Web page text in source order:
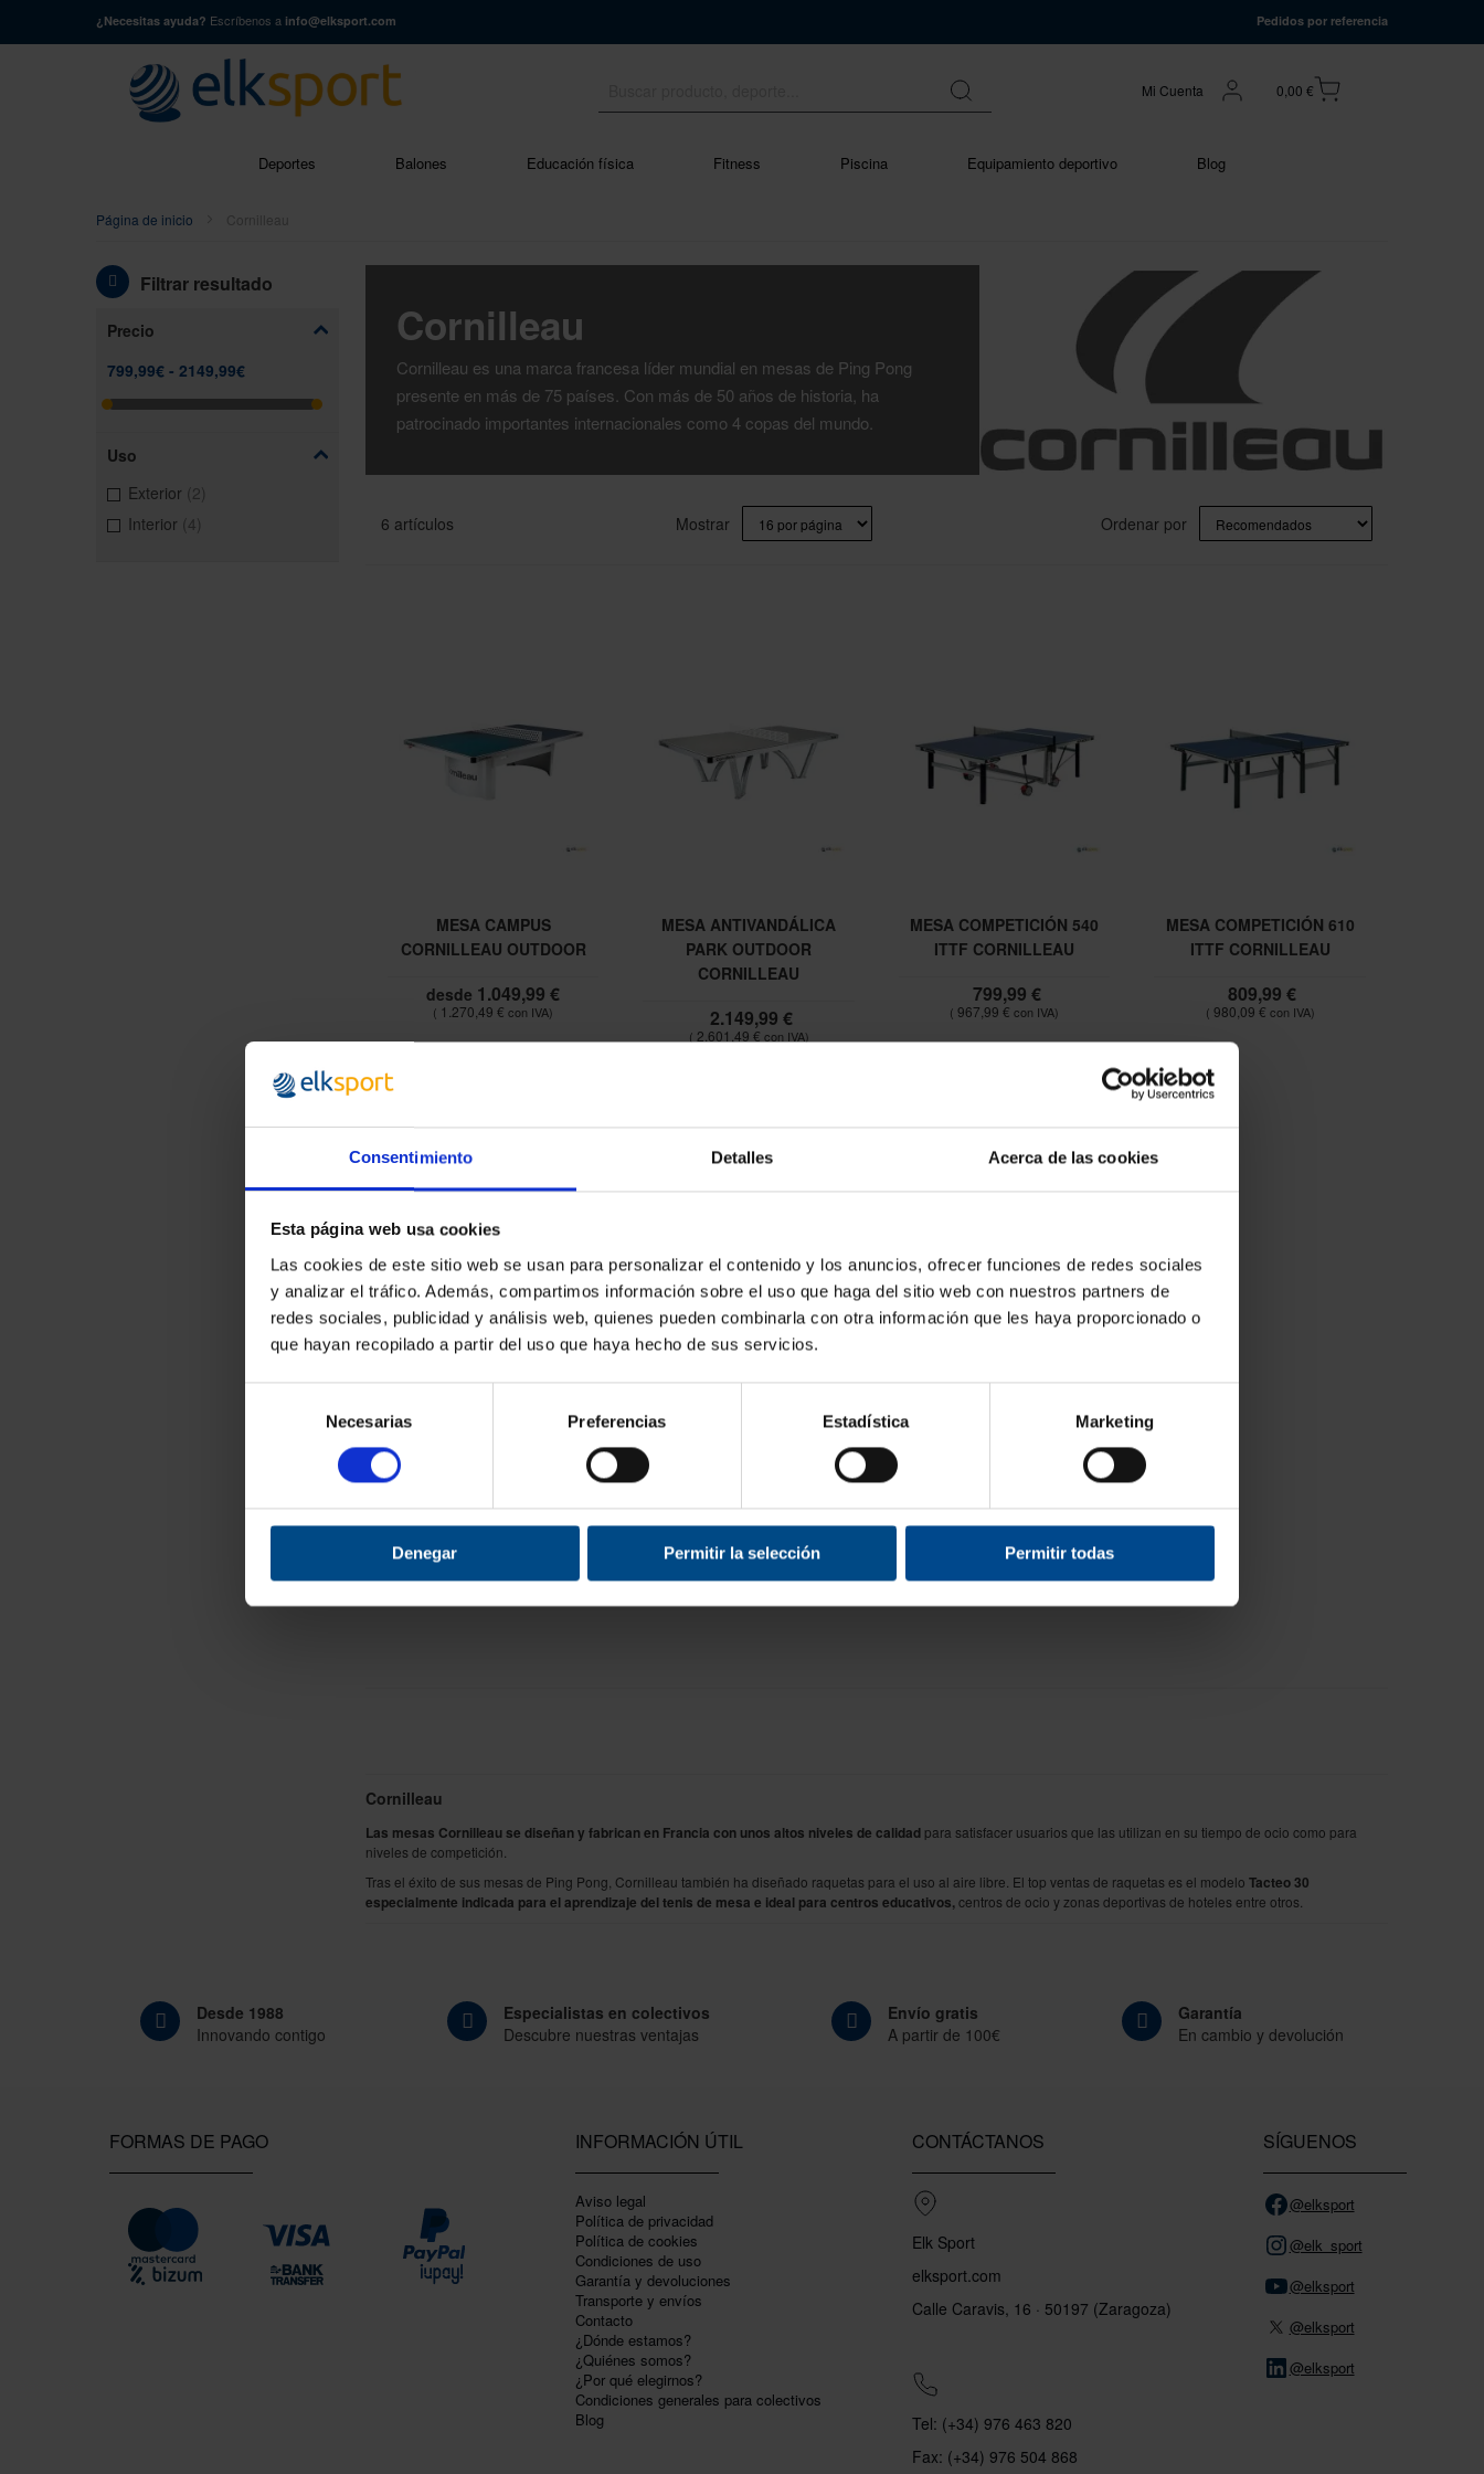
Consentimiento Detalles Acerca de las cookies
Esta página web usa cookies
Las cookies de este sitio web se usan para personalizar el contenido y los anuncios, ofrecer funciones de redes sociales
y analizar el tráfico. Además, compartimos información sobre el uso que haga del sitio web con nuestros partners de
redes sociales, publicidad y análisis web, quienes pueden combinarla con otra información que les haya proporcionado o
que hayan recopilado a partir del uso que haya hecho de sus servicios.
consentimiento
Necesarias Preferencias Estadística Marketing
Denegar Permitir la selección Permitir todas
¿Necesitas ayuda? Escríbenos a info@elksport.com Pedidos por referencia
Buscar 0,00 €
Mi Cuenta
Deportes Balones Educación física Fitness Piscina Equipamiento deportivo Blog
Página de inicio
Filtrar resultado
Precio
Uso
Exterior 2artículos
Interior 4artículos
Cornilleau
Cornilleau es una marca francesa líder mundial en mesas de Ping Pong
presente en más de 75 países. Con más de 50 años de historia, ha
patrocinado importantes internacionales como 4 copas del mundo.
6 artículos Mostrar Ordenar por
MESA CAMPUS
CORNILLEAU OUTDOOR
desde 1.049,99 €
1.270,49 €
MESA ANTIVANDÁLICA
PARK OUTDOOR
CORNILLEAU
2.149,99 €
2.601,49 €
MESA COMPETICIÓN 540
ITTF CORNILLEAU
799,99 €
967,99 €
MESA COMPETICIÓN 610
ITTF CORNILLEAU
809,99 €
980,09 €
MESA COMPETICIÓN 640
909,99 €
MESA COMPETICIÓN 740
desde 975,99 €
1.180,95 €
Cornilleau
Las mesas Cornilleau se diseñan y fabrican en Francia con unos altos niveles de calidadpara satisfacer usuarios que las utilizan en su tiempo de ocio como para
niveles de competición.
Tras el éxito de sus mesas de Ping Pong, Cornilleau también ha diseñado raquetas para el uso al aire libre. El top ventas de raquetas es el modelo Tacteo 30
especialmente indicada para el aprendizaje del tenis de mesa e ideal para centros educativos,centros de ocio y zonas deportivas de hoteles entre otros.
Desde 1988
Innovando contigo
Especialistas en colectivos
Descubre nuestras ventajas
Envío gratis
A partir de 100€
Garantía
En cambio y devolución
FORMAS DE PAGO INFORMACIÓN ÚTIL
Aviso legal
Política de privacidad
Polí­tica de cookies
Condiciones de uso
Garantí­a y devoluciones
Transporte y envíos
Contacto
¿Dónde estamos?
¿Quiénes somos?
¿Por qué elegirnos?
Condiciones generales para colectivos
Blog
CONTÁCTANOS
Elk Sport
elksport.com
Calle Caravis, 16 · 50197 (Zaragoza)
Tel: (+34) 976 463 820
Fax: (+34) 976 504 868
SÍGUENOS
@elksport
@elk_sport
@elksport
@elksport
@elksport